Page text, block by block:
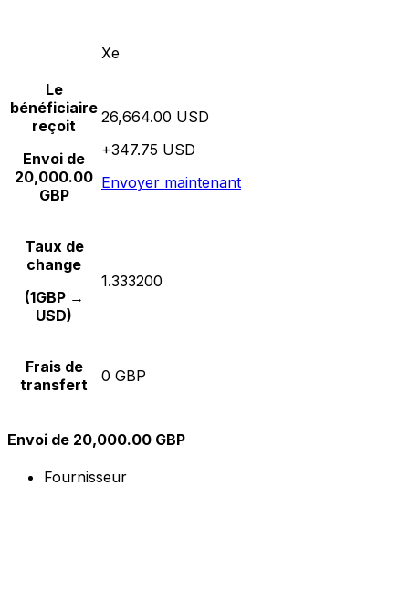
Xe
Le
bénéficiaire
reçoit
Envoi de
20,000.00
GBP
26,664.00 USD
+347.75 USD
Envoyer maintenant
Taux de
change
(1GBP →
USD)
1.333200
Frais de
transfert
0 GBP
Envoi de 20,000.00 GBP
Fournisseur